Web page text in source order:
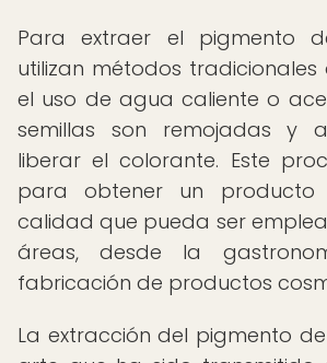
Para extraer el pigmento
utilizan métodos tradicionales
el uso de agua caliente o
semillas son remojadas y
liberar el colorante. Este
para obtener un
calidad que pueda ser
áreas, desde la
fabricación de productos
La extracción del pigmento